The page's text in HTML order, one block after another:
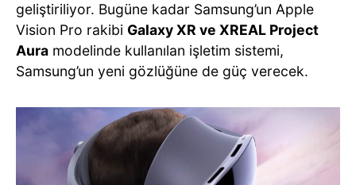
geliştiriliyor. Bugüne kadar Samsung’un Apple
Vision Pro rakibi Galaxy XR ve XREAL Project
Aura modelinde kullanılan işletim sistemi,
Samsung’un yeni gözlüğüne de güç verecek.